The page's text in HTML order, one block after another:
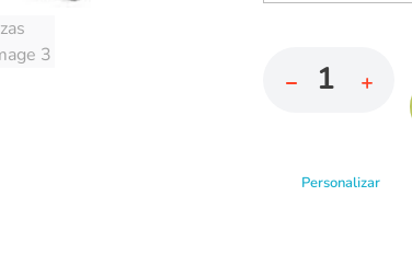
Personalizar